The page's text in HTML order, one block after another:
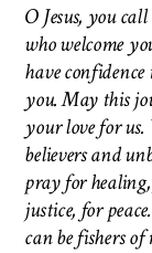
O Jesus, you
who welcome
have
you. May this
your love for
believers and
pray for
justice, for
can be fishers of